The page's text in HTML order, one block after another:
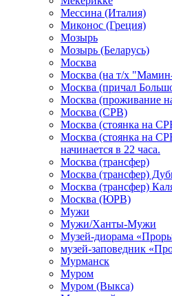
Мессина (Италия)
Миконос (Греция)
Мозырь
Мозырь (Беларусь)
Москва
Москва (на т/х
Москва (причал
Москва (проживание
Москва (СРВ)
Москва (стоянка на
Москва (стоянка на
начинается в 22 часа.
Москва (трансфер)
Москва (трансфер)
Москва (трансфер)
Москва (ЮРВ)
Мужи
Мужи/Ханты-Мужи
Музей-диорама
музей-заповедник
Мурманск
Муром
Муром (Выкса)